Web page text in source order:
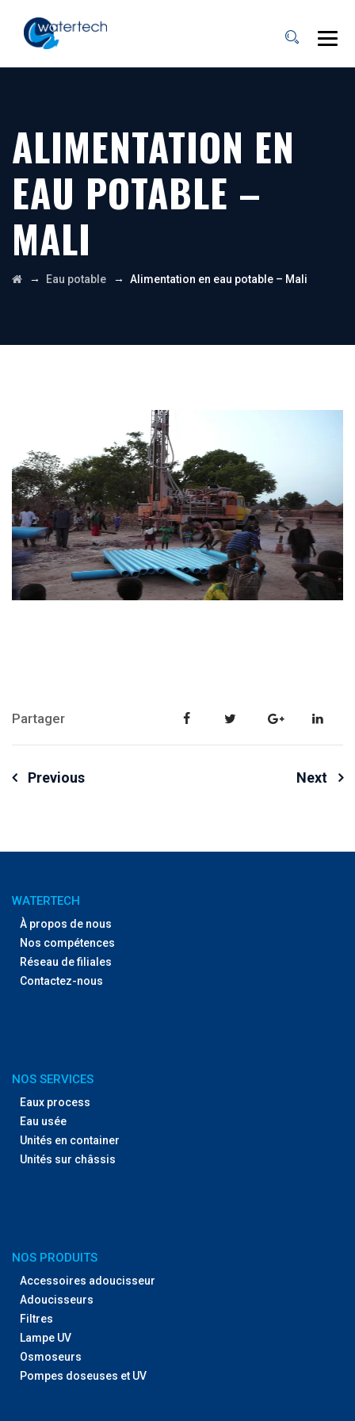
ALIMENTATION EN
EAU POTABLE –
MALI
→ Eau potable → Alimentation en eau potable – Mali
Partager
Navigation
l’article
Previous Next
WATERTECH
À propos de nous
Nos compétences
Réseau de filiales
Contactez-nous
NOS SERVICES
Eaux process
Eau usée
Unités en container
Unités sur châssis
NOS PRODUITS
Accessoires adoucisseur
Adoucisseurs
Filtres
Lampe UV
Osmoseurs
Pompes doseuses et UV